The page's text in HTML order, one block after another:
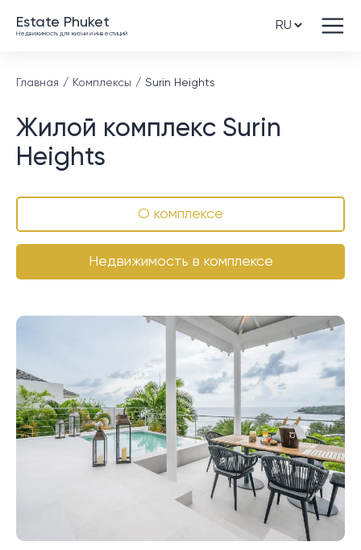
Estate Phuket
Недвижимость для жизни и инвестиций
Главная Комплексы Surin Heights
Жилой комплекс Surin
Heights
О комплексе
Недвижимость в комплексе